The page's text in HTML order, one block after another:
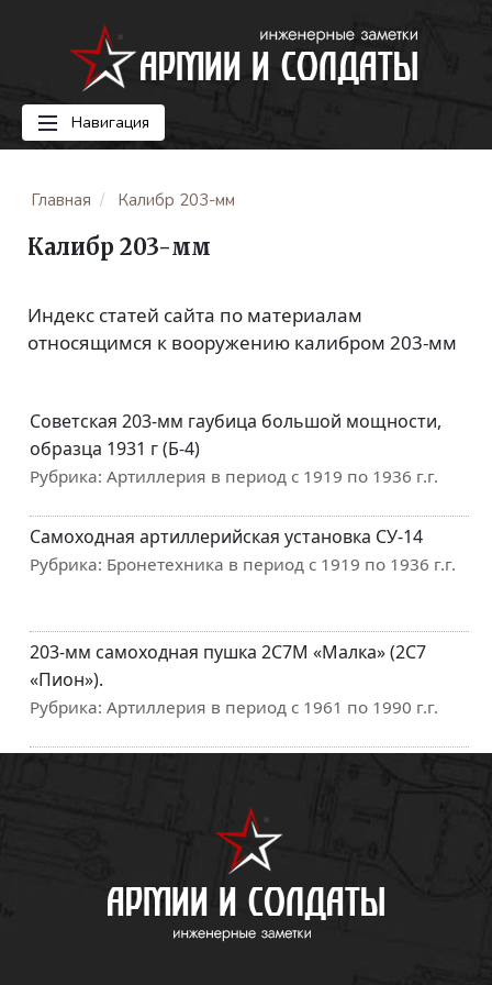
Навигация
Главная Калибр 203-мм
Калибр 203-мм
Индекс статей сайта по материалам
относящимся к вооружению калибром 203-мм
Советская 203-мм гаубица большой мощности,
образца 1931 г (Б-4)
Рубрика:Артиллерия в период с 1919 по 1936 г.г.
Самоходная артиллерийская установка СУ-14
Рубрика: Бронетехника в период с 1919 по 1936 г.г.
203-мм самоходная пушка 2С7М «Малка» (2С7
«Пион»).
Рубрика:Артиллерия в период с 1961 по 1990 г.г.